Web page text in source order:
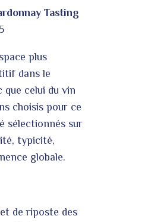
Tasting
plus
dans le
que celui du vin
choisis pour ce
sélectionnés sur
typicité,
globale.
et deriposte des